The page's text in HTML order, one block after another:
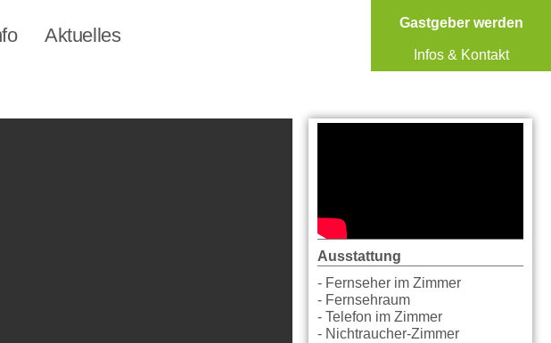
Aktuelles
Gastgeber werden
Infos & Kontakt
Ausstattung
- Fernseher im Zimmer
- Fernsehraum
- Telefon im Zimmer
- Nichtraucher-Zimmer